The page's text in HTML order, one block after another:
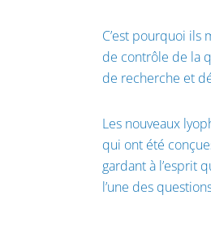
C’est pourquoi ils
de contrôle de la
de recherche et
Les nouveaux
qui ont été
gardant à l’esprit
l’une des